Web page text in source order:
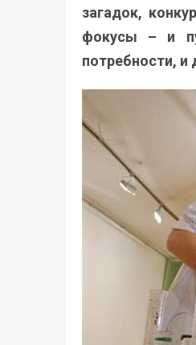
загадок,
фокусы – и
потребности,